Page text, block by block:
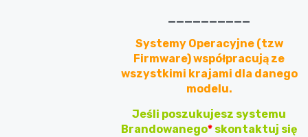
__________
Systemy Operacyjne (tzw
Firmware) współpracują ze
wszystkimi krajami dla danego
modelu.
Jeśli poszukujesz systemu
Brandowanego*skontaktuj się